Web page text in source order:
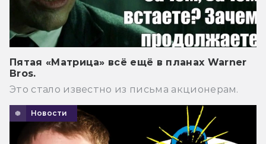
Пятая «Матрица» всё ещё в планах Warner
Bros.
Это стало известно из письма акционерам.
Новости